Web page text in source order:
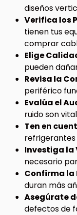
diseños
Verifica los
tienen tus
comprar
Elige
pueden
Revisa la
periférico
Evalúa el
ruido son
Ten en
refrigerantes
Investiga la
necesario
Confirma
duran más
Asegúrate
defectos de